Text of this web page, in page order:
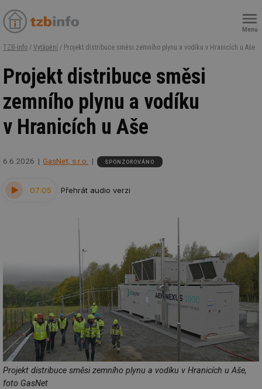
Menu
TZB-info / Vytápění / Projekt distribuce směsi zemního plynu a vodíku v Hranicích u Aše
Projekt distribuce směsi
zemního plynu a vodíku
v Hranicích u Aše
6.6.2026 GasNet, s.r.o. SPONZOROVÁNO
07:05 Přehrát audio verzi
Projekt distribuce směsi zemního plynu a vodíku v Hranicích u Aše,
foto GasNet